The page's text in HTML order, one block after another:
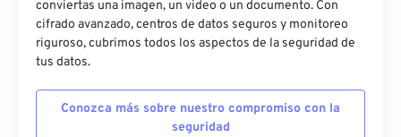
conviertas una imagen, un video o un documento. Con
cifrado avanzado, centros de datos seguros y monitoreo
riguroso, cubrimos todos los aspectos de la seguridad de
tus datos.
Conozca más sobre nuestro compromiso con la
seguridad